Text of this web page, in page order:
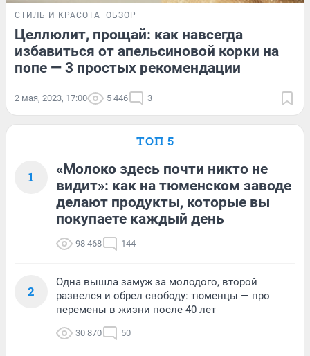
СТИЛЬ И КРАСОТА ОБЗОР
Целлюлит, прощай: как навсегда
избавиться от апельсиновой корки на
попе — 3 простых рекомендации
2 мая, 2023, 17:00 5 446 3
ТОП 5
1
«Молоко здесь почти никто не
видит»: как на тюменском заводе
делают продукты, которые вы
покупаете каждый день
98 468 144
2
Одна вышла замуж за молодого, второй
развелся и обрел свободу: тюменцы — про
перемены в жизни после 40 лет
30 870 50